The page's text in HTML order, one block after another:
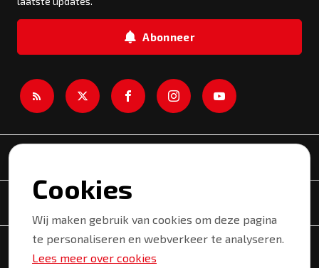
Abonneer
Onderwerpen
Copyright © 2026 Kortrijk. Alle rechten voorbehouden.
Privacyverklaring Gebruiksvoorwaarden
Cookies
Wij maken gebruik van cookies om deze pagina
te personaliseren en webverkeer te analyseren.
Lees meer over cookies